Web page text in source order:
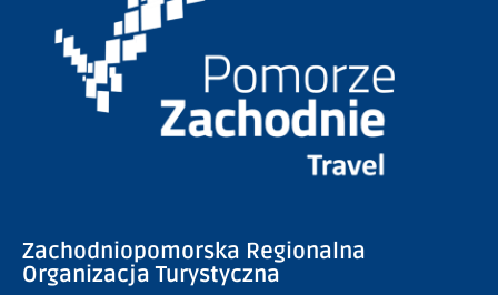
Zachodniopomorska Regionalna
Organizacja Turystyczna